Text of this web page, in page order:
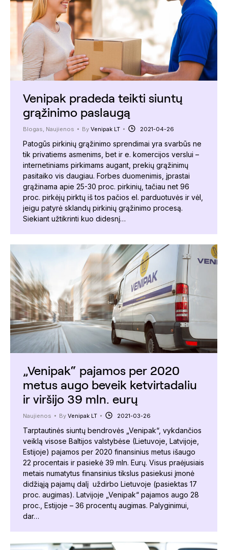
Venipak pradeda teikti siuntų
grąžinimo paslaugą
Blogas, Naujienos By Venipak LT 2021-04-26
Patogūs pirkinių grąžinimo sprendimai yra svarbūs ne
tik privatiems asmenims, bet ir e. komercijos verslui –
internetiniams pirkimams augant, prekių grąžinimų
pasitaiko vis daugiau. Forbes duomenimis, įprastai
grąžinama apie 25-30 proc. pirkinių, tačiau net 96
proc. pirkėjų pirktų iš tos pačios el. parduotuvės ir vėl,
jeigu patyrė sklandų pirkinių grąžinimo procesą.
Siekiant užtikrinti kuo didesnį…
„Venipak“ pajamos per 2020
metus augo beveik ketvirtadaliu
ir viršijo 39 mln. eurų
Naujienos By Venipak LT 2021-03-26
Tarptautinės siuntų bendrovės „Venipak“, vykdančios
veiklą visose Baltijos valstybėse (Lietuvoje, Latvijoje,
Estijoje) pajamos per 2020 finansinius metus išaugo
22 procentais ir pasiekė 39 mln. Eurų. Visus praėjusiais
metais numatytus finansinius tikslus pasiekusi įmonė
didžiąją pajamų dalį uždirbo Lietuvoje (pasiektas 17
proc. augimas). Latvijoje „Venipak“ pajamos augo 28
proc., Estijoje – 36 procentų augimas. Palyginimui,
dar…